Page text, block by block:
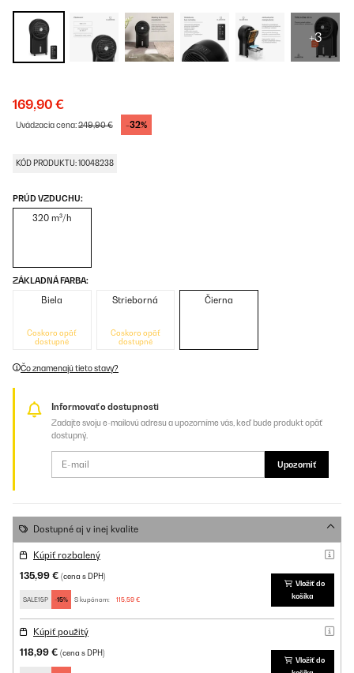
+3
169,90 €
Uvádzacia cena:249,90 € -32%
KÓD PRODUKTU: 10048238
PRÚD VZDUCHU:
320 m³/h
ZÁKLADNÁ FARBA:
Biela
Čoskoro opäť
dostupné
Strieborná
Čoskoro opäť
dostupné
Čierna
Čo znamenajú tieto stavy?
Informovať o dostupnosti
Zadajte svoju e-mailovú adresu a upozorníme vás, keď bude produkt opäť
dostupný.
Upozorniť
Dostupné aj v inej kvalite
Kúpiť rozbalený
135,99 € (cena s DPH)
SALE15P -15% S kupónom: 115,59 €
Vložiť do
košíka
Kúpiť použitý
118,99 € (cena s DPH)
Vložiť do